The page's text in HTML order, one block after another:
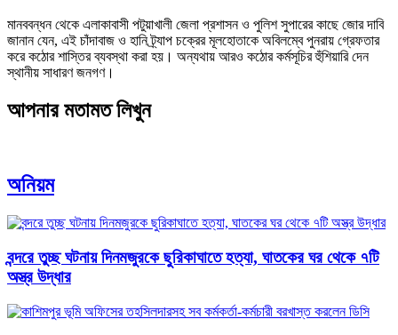
মানববন্ধন থেকে এলাকাবাসী পটুয়াখালী জেলা প্রশাসন ও পুলিশ সুপারের কাছে জোর দাবি
জানান যেন, এই চাঁদাবাজ ও হানি ট্র্যাপ চক্রের মূলহোতাকে অবিলম্বে পুনরায় গ্রেফতার
করে কঠোর শাস্তির ব্যবস্থা করা হয়। অন্যথায় আরও কঠোর কর্মসূচির হুঁশিয়ারি দেন
স্থানীয় সাধারণ জনগণ।
আপনার মতামত লিখুন
অনিয়ম
বন্দরে তুচ্ছ ঘটনায় দিনমজুরকে ছুরিকাঘাতে হত্যা, ঘাতকের ঘর থেকে ৭টি
অস্ত্র উদ্ধার